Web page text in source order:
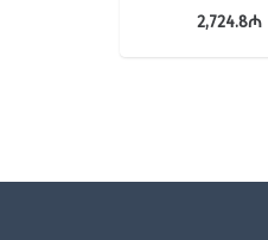
2,724.8₼